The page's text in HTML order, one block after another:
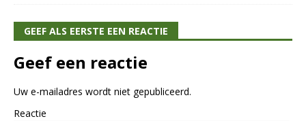
GEEF ALS EERSTE EEN REACTIE
Geef een reactie
Uw e-mailadres wordt niet gepubliceerd.
Reactie